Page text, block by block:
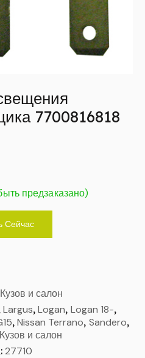
7700816818
предзаказано)
Сейчас
и салон
Largus,Logan, Logan 18-,
,Nissan Terrano, Sandero,
Кузов и салон
27710